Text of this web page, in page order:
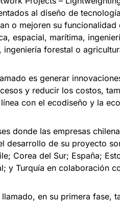
al diseño de
o mejoren su
espacial, marítima,
ingeniería forestal o
es generar
y reducir los costos,
con el ecodiseño y la
donde las empresas
desarrollo de su proyecto
Corea del Sur; España;
y Turquía en colaboración
en su primera fase,